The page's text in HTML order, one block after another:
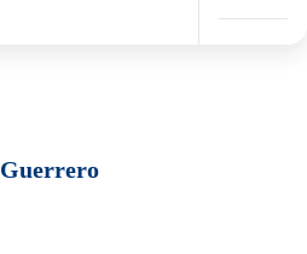
Guerrero